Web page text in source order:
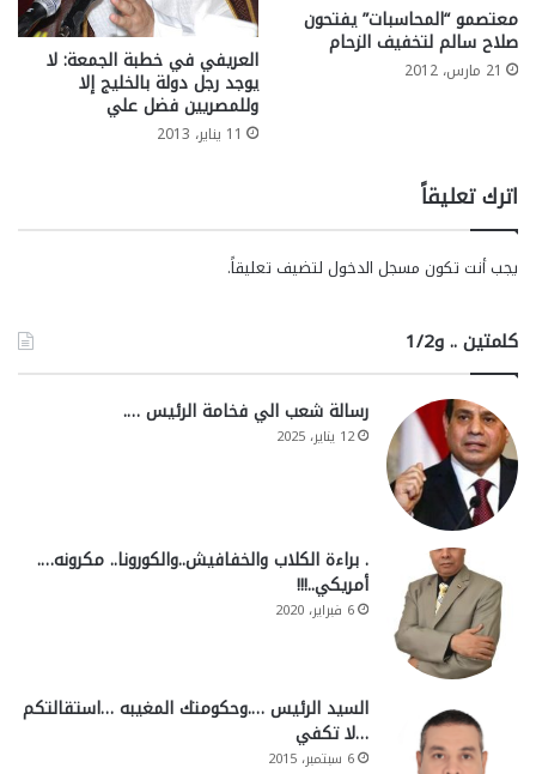
معتصمو “المحاسبات” يفتحون
صلاح سالم لتخفيف الزحام
21 مارس، 2012 العريفي في خطبة الجمعة: لا
يوجد رجل دولة بالخليج إلا
وللمصريين فضل علي
11 يناير، 2013
اترك تعليقاً
يجب أنت تكون مسجل الدخول لتضيف تعليقاً.
كلمتين .. و1/2
رسالة شعب الي فخامة الرئيس ….
12 يناير، 2025
. براءة الكلاب والخفافيش..والكورونا.. مكرونه….
أمريكي..!!!
6 فبراير، 2020
السيد الرئيس ….وحكومتك المغيبه …استقالتكم
…لا تكفي
6 سبتمبر، 2015